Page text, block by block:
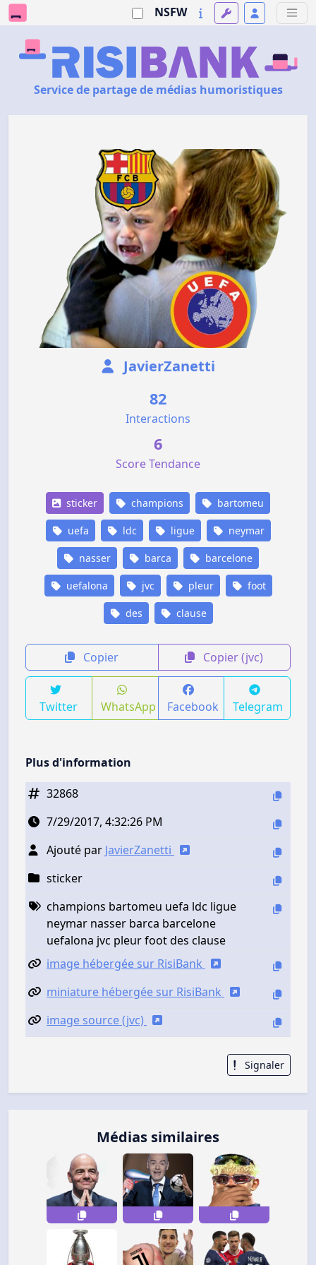
NSFW
Service de partage de médias humoristiques
JavierZanetti
82
Interactions
6
Score Tendance
sticker champions bartomeu
uefa ldc ligue neymar
nasser barca barcelone
uefalona jvc pleur foot
des clause
Copier Copier (jvc)
Twitter WhatsApp Facebook Telegram
Plus d'information
32868
7/29/2017, 4:32:26 PM
Ajouté par JavierZanetti
sticker
champions bartomeu uefa ldc ligue
neymar nasser barca barcelone
uefalona jvc pleur foot des clause
image hébergée sur RisiBank
miniature hébergée sur RisiBank
image source (jvc)
Signaler
Médias similaires